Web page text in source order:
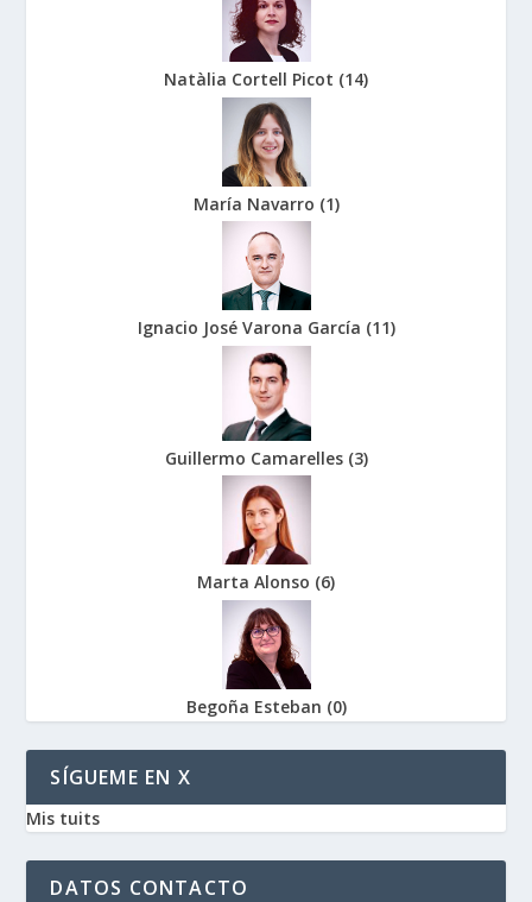
Natàlia Cortell Picot (14)
María Navarro (1)
Ignacio José Varona García (11)
Guillermo Camarelles (3)
Marta Alonso (6)
Begoña Esteban (0)
SÍGUEME EN X
Mis tuits
DATOS CONTACTO